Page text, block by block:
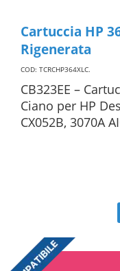
Cartuccia HP
Rigenerata
COD: TCRCHP364XLC.
CB323EE –
Ciano per HP
CX052B, 3070A